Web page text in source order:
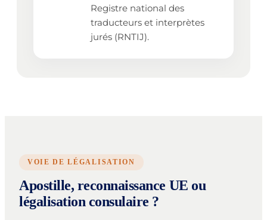
Registre national des
traducteurs et interprètes
jurés (RNTIJ).
VOIE DE LÉGALISATION
Apostille, reconnaissance UE ou
légalisation consulaire ?